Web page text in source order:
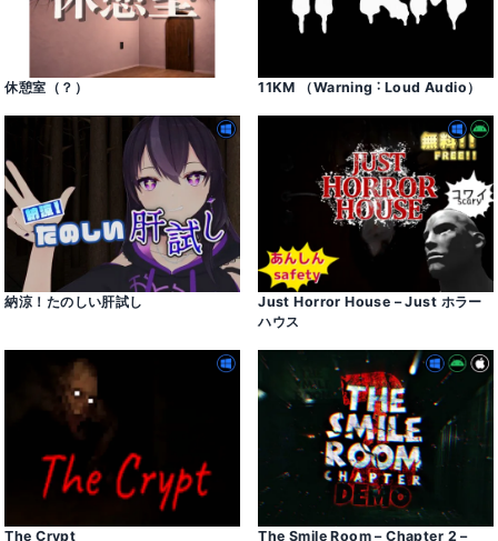
休憩室（？） 11KM （Warning ˸ Loud Audio）
納涼！たのしい肝試し
Just Horror House – Just ホラー
ハウス
The Crypt The Smile Room – Chapter 2 –